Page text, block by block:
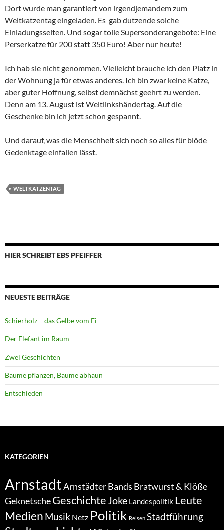
Dort wurde man garantiert von irgendjemandem zum
Weltkatzentag eingeladen. Es gab dutzende solche
Einladungsseiten. Und sogar tolle Supersonderangebote: Eine
Perserkatze für 200 statt 350 Euro! Aber nur heute!
Ich hab sie nicht genommen. Vielleicht brauche ich den Platz in
der Wohnung ja für etwas anderes. Ich bin zwar keine Katze,
aber guter Hoffnung, selbst demnächst geehrt zu werden.
Denn am 13. August ist Weltlinkshändertag. Auf die
Geschenke bin ich jetzt schon gespannt.
Und darauf, was die Menschheit sich noch so alles für blöde
Gedenktage einfallen lässt.
WELTKATZENTAG
HIER SCHREIBT EBS PFEIFFER
NEUESTE BEITRÄGE
Schierholz – das Gelbe vom Ei
Der Elefant im Raum
Zwei Geschichten
Bäume pflanzen, Bäume abhaun
Entschieden
KATEGORIEN
ArnstadtArnstädter Bands Bratwurst & Klöße
GeknetscheGeschichte Joke Landespolitik Leute
Medien Musik Netz Politik Reisen Stadtführung